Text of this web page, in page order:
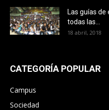
Las guías
todas las...
18 abril, 2018
CATEGORÍA POPULAR
Campus
Sociedad